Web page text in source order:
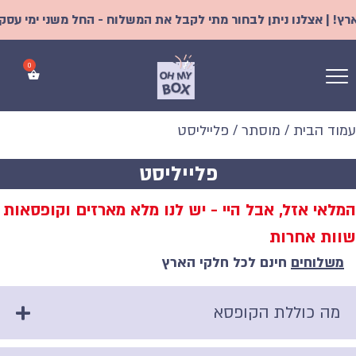
| אצלנו ניתן לבחור מתי לקבל את המשלוח - החל משני ימי
עמוד הבית / מוסתר / פלייליסט
המלאי אזל, אבל היי - יש לנו מלא מארזים וקופסאות
שוות אחרות
משלוחים חינם לכל חלקי הארץ
מה כוללת הקופסא
פלייליסט